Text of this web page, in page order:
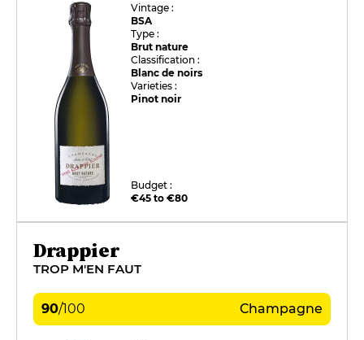
Vintage :
BSA
Type :
Brut nature
Classification :
Blanc de noirs
Varieties :
Pinot noir
Budget :
€45 to €80
Drappier
TROP M'EN FAUT
90/100 Champagne